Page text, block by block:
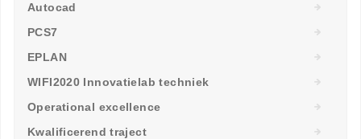
Autocad
PCS7
EPLAN
WIFI2020 Innovatielab techniek
Operational excellence
Kwalificerend traject